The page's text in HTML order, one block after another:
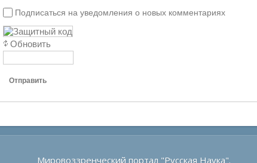
Подписаться на уведомления о новых комментариях
Обновить
Отправить
Мировоззренческий портал "Русская Наука".